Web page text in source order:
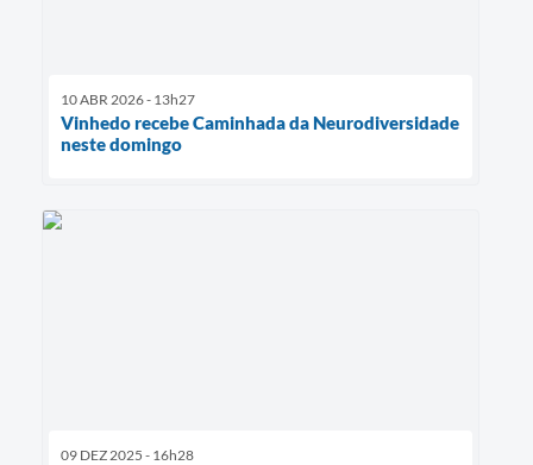
10 ABR 2026 - 13h27
Vinhedo recebe Caminhada da Neurodiversidade
neste domingo
09 DEZ 2025 - 16h28